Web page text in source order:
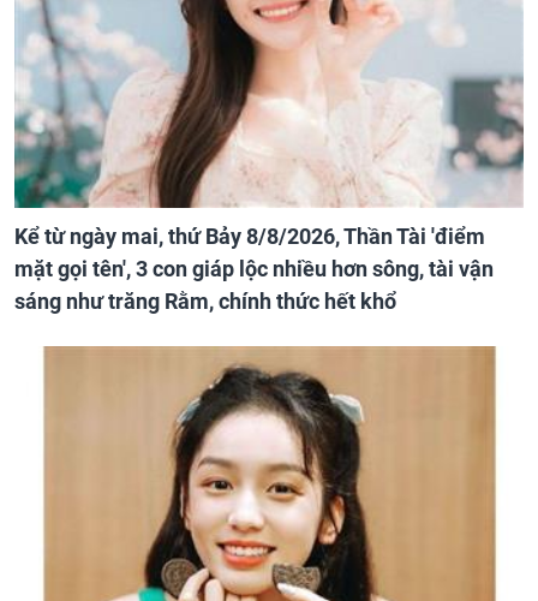
Kể từ ngày mai, thứ Bảy 8/8/2026, Thần Tài 'điểm
mặt gọi tên', 3 con giáp lộc nhiều hơn sông, tài vận
sáng như trăng Rằm, chính thức hết khổ